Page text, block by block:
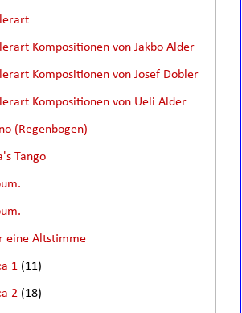
Kompositionen von Jakbo Alder
Kompositionen von Josef Dobler
Kompositionen von Ueli Alder
(Regenbogen)
Tango
eine Altstimme
1 (11)
2 (18)